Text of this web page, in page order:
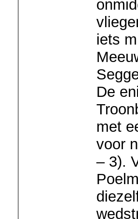
iets
De
met
voor
– 3).